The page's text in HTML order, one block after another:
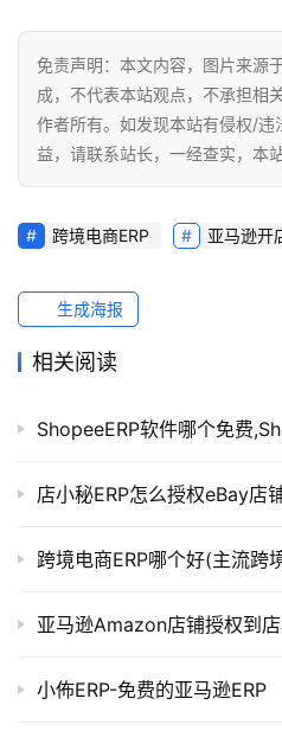
航免责声明：本文内容，图片来源
成，不代表本站观点，不承担相
作者所有。如发现本站有侵权/违
益，请联系站长，一经查实，本
跨境电商ERP 亚马逊开
生成海报
相关阅读
ShopeeERP软件哪个免费
店小秘ERP怎么授权eBay店
跨境电商ERP哪个好(主流跨
亚马逊Amazon店铺授权到
小佈ERP-免费的亚马逊ERP